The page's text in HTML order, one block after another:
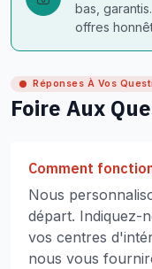
bas,
offres
Réponses À Vos
Foire Aux
Comment
Nous
départ. Indiquez-
vos centres
nous vous